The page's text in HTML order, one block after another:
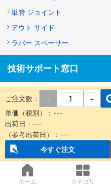
単管 ジョイント
アウト サイド
ラバー スペーサー
技術サポート窓口
メカニカル部品技術窓口
商品の仕様・技術のお問い合わせ
Webお問い合わせフォーム
営業時間：9:00～18:00（土曜日
※お問い合わせフォームは24時
ご注文数： - +
単価（税別）： ---
出荷日： ---
（参考出荷日）： ---
今すぐ注文
ホーム カテゴリ